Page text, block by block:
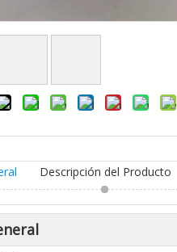
Otra serie de camiones
Descripción del Producto